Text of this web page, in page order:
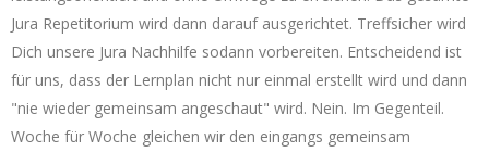
Jura Repetitorium wird dann darauf ausgerichtet. Treffsicher wird
Dich unsere Jura Nachhilfe sodann vorbereiten. Entscheidend ist
für uns, dass der Lernplan nicht nur einmal erstellt wird und dann
"nie wieder gemeinsam angeschaut" wird. Nein. Im Gegenteil.
Woche für Woche gleichen wir den eingangs gemeinsam